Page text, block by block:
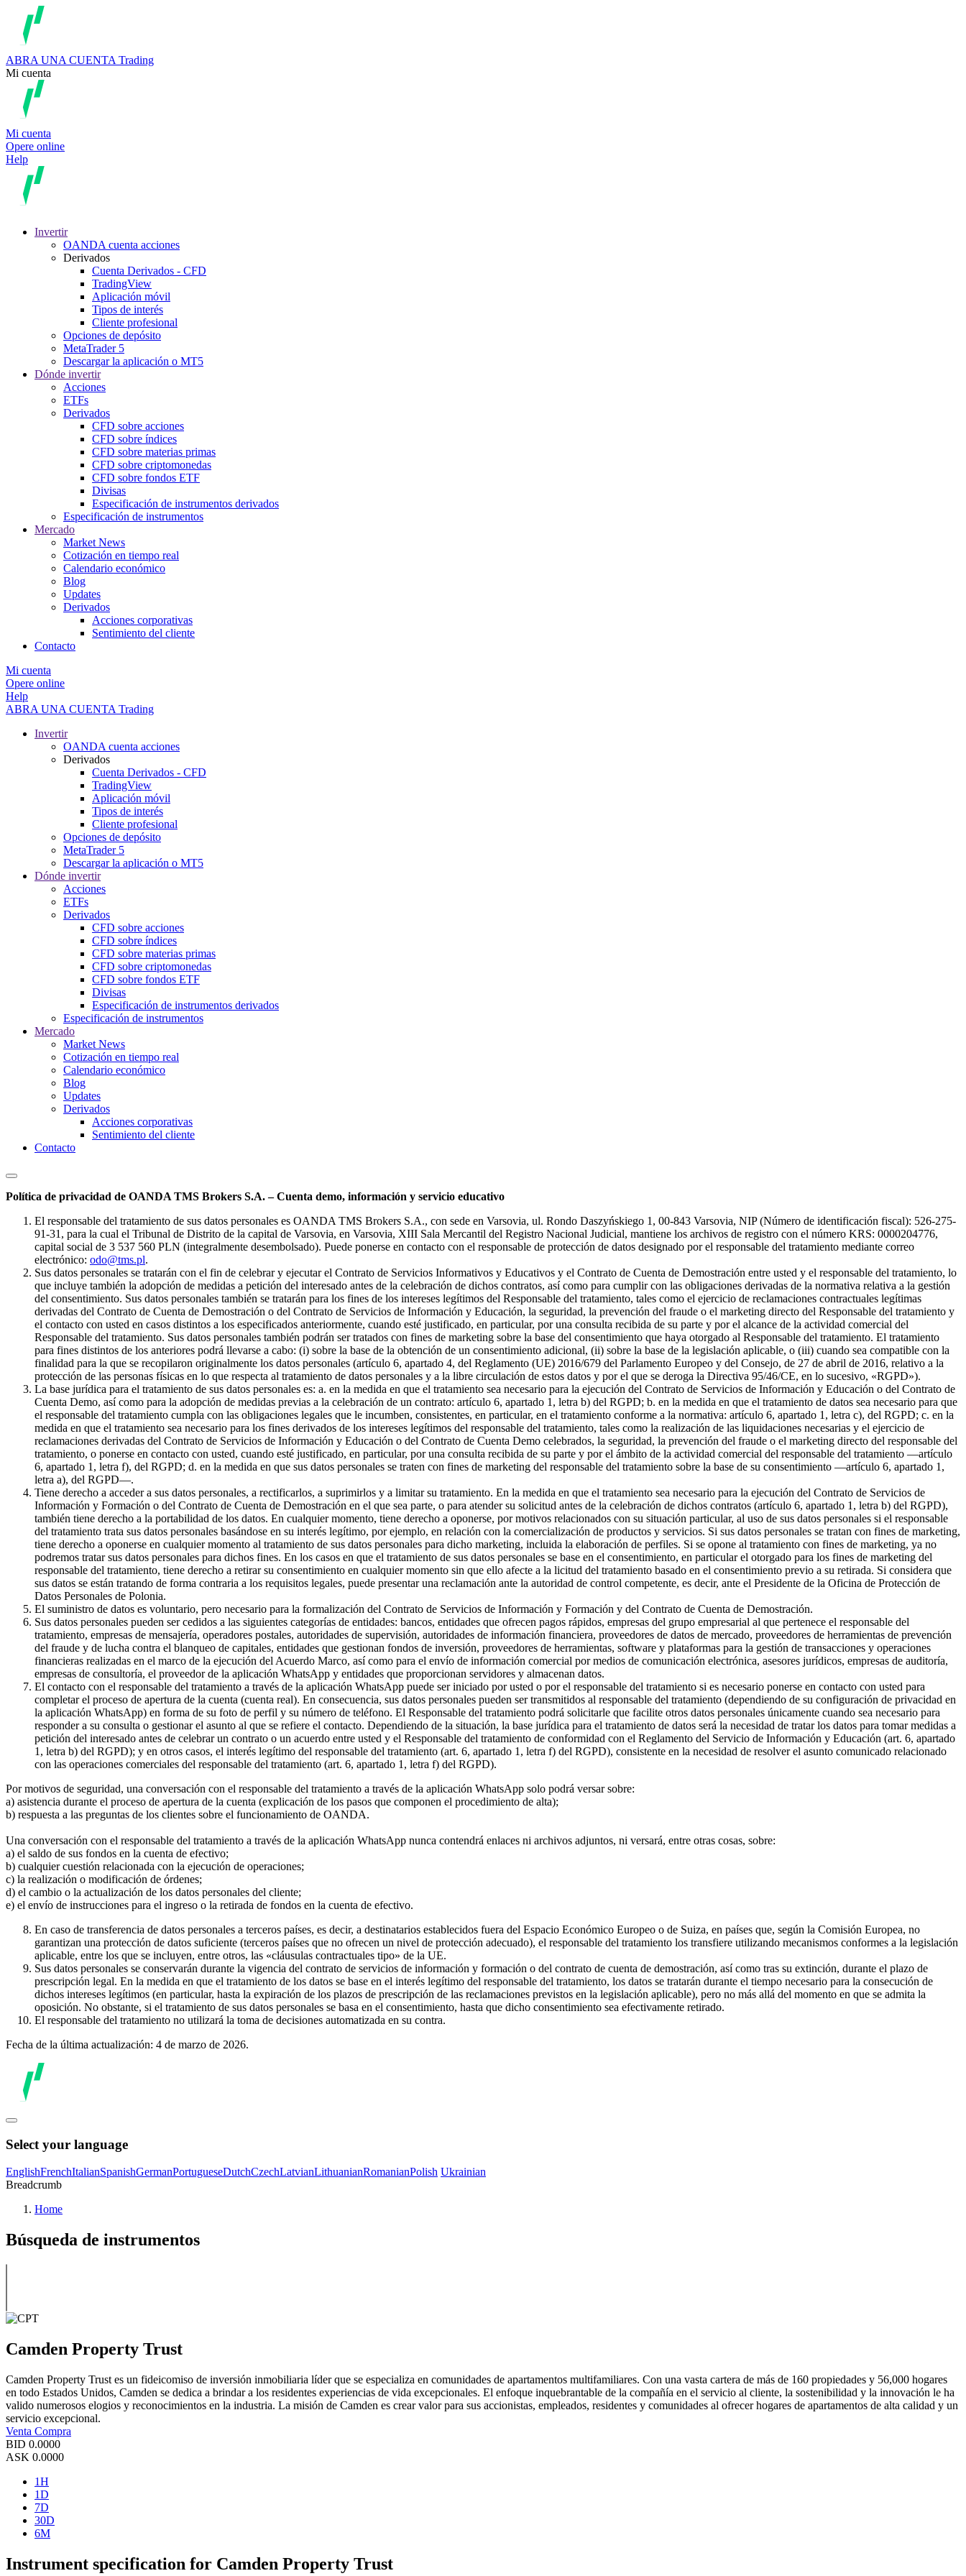
ABRA UNA CUENTA Trading
Mi cuenta
Mi cuenta
Opere online
Help
Invertir
OANDA cuenta acciones
Derivados
Cuenta Derivados - CFD
TradingView
Aplicación móvil
Tipos de interés
Cliente profesional
Opciones de depósito
MetaTrader 5
Descargar la aplicación o MT5
Dónde invertir
Acciones
ETFs
Derivados
CFD sobre acciones
CFD sobre índices
CFD sobre materias primas
CFD sobre criptomonedas
CFD sobre fondos ETF
Divisas
Especificación de instrumentos derivados
Especificación de instrumentos
Mercado
Market News
Cotización en tiempo real
Calendario económico
Blog
Updates
Derivados
Acciones corporativas
Sentimiento del cliente
Contacto
Mi cuenta
Opere online
Help
ABRA UNA CUENTA Trading
Invertir
OANDA cuenta acciones
Derivados
Cuenta Derivados - CFD
TradingView
Aplicación móvil
Tipos de interés
Cliente profesional
Opciones de depósito
MetaTrader 5
Descargar la aplicación o MT5
Dónde invertir
Acciones
ETFs
Derivados
CFD sobre acciones
CFD sobre índices
CFD sobre materias primas
CFD sobre criptomonedas
CFD sobre fondos ETF
Divisas
Especificación de instrumentos derivados
Especificación de instrumentos
Mercado
Market News
Cotización en tiempo real
Calendario económico
Blog
Updates
Derivados
Acciones corporativas
Sentimiento del cliente
Contacto
Política de privacidad de OANDA TMS Brokers S.A. – Cuenta demo, información y servicio educativo
El responsable del tratamiento de sus datos personales es OANDA TMS Brokers S.A., con sede en Varsovia, ul. Rondo Daszyńskiego 1, 00-843 Varsovia, NIP (Número de identificación fiscal): 526-275-
91-31, para la cual el Tribunal de Distrito de la capital de Varsovia, en Varsovia, XIII Sala Mercantil del Registro Nacional Judicial, mantiene los archivos de registro con el número KRS: 0000204776,
capital social de 3 537 560 PLN (integralmente desembolsado). Puede ponerse en contacto con el responsable de protección de datos designado por el responsable del tratamiento mediante correo
electrónico: odo@tms.pl.
Sus datos personales se tratarán con el fin de celebrar y ejecutar el Contrato de Servicios Informativos y Educativos y el Contrato de Cuenta de Demostración entre usted y el responsable del tratamiento, lo
que incluye también la adopción de medidas a petición del interesado antes de la celebración de dichos contratos, así como para cumplir con las obligaciones derivadas de la normativa relativa a la gestión
del consentimiento. Sus datos personales también se tratarán para los fines de los intereses legítimos del Responsable del tratamiento, tales como el ejercicio de reclamaciones contractuales legítimas
derivadas del Contrato de Cuenta de Demostración o del Contrato de Servicios de Información y Educación, la seguridad, la prevención del fraude o el marketing directo del Responsable del tratamiento y
el contacto con usted en casos distintos a los especificados anteriormente, cuando esté justificado, en particular, por una consulta recibida de su parte y por el alcance de la actividad comercial del
Responsable del tratamiento. Sus datos personales también podrán ser tratados con fines de marketing sobre la base del consentimiento que haya otorgado al Responsable del tratamiento. El tratamiento
para fines distintos de los anteriores podrá llevarse a cabo: (i) sobre la base de la obtención de un consentimiento adicional, (ii) sobre la base de la legislación aplicable, o (iii) cuando sea compatible con la
finalidad para la que se recopilaron originalmente los datos personales (artículo 6, apartado 4, del Reglamento (UE) 2016/679 del Parlamento Europeo y del Consejo, de 27 de abril de 2016, relativo a la
protección de las personas físicas en lo que respecta al tratamiento de datos personales y a la libre circulación de estos datos y por el que se deroga la Directiva 95/46/CE, en lo sucesivo, «RGPD»).
La base jurídica para el tratamiento de sus datos personales es: a. en la medida en que el tratamiento sea necesario para la ejecución del Contrato de Servicios de Información y Educación o del Contrato de
Cuenta Demo, así como para la adopción de medidas previas a la celebración de un contrato: artículo 6, apartado 1, letra b) del RGPD; b. en la medida en que el tratamiento de datos sea necesario para que
el responsable del tratamiento cumpla con las obligaciones legales que le incumben, consistentes, en particular, en el tratamiento conforme a la normativa: artículo 6, apartado 1, letra c), del RGPD; c. en la
medida en que el tratamiento sea necesario para los fines derivados de los intereses legítimos del responsable del tratamiento, tales como la realización de las liquidaciones necesarias y el ejercicio de
reclamaciones derivadas del Contrato de Servicios de Información y Educación o del Contrato de Cuenta Demo celebrados, la seguridad, la prevención del fraude o el marketing directo del responsable del
tratamiento, o ponerse en contacto con usted, cuando esté justificado, en particular, por una consulta recibida de su parte y por el ámbito de la actividad comercial del responsable del tratamiento —artículo
6, apartado 1, letra f), del RGPD; d. en la medida en que sus datos personales se traten con fines de marketing del responsable del tratamiento sobre la base de su consentimiento —artículo 6, apartado 1,
letra a), del RGPD—.
Tiene derecho a acceder a sus datos personales, a rectificarlos, a suprimirlos y a limitar su tratamiento. En la medida en que el tratamiento sea necesario para la ejecución del Contrato de Servicios de
Información y Formación o del Contrato de Cuenta de Demostración en el que sea parte, o para atender su solicitud antes de la celebración de dichos contratos (artículo 6, apartado 1, letra b) del RGPD),
también tiene derecho a la portabilidad de los datos. En cualquier momento, tiene derecho a oponerse, por motivos relacionados con su situación particular, al uso de sus datos personales si el responsable
del tratamiento trata sus datos personales basándose en su interés legítimo, por ejemplo, en relación con la comercialización de productos y servicios. Si sus datos personales se tratan con fines de marketing,
tiene derecho a oponerse en cualquier momento al tratamiento de sus datos personales para dicho marketing, incluida la elaboración de perfiles. Si se opone al tratamiento con fines de marketing, ya no
podremos tratar sus datos personales para dichos fines. En los casos en que el tratamiento de sus datos personales se base en el consentimiento, en particular el otorgado para los fines de marketing del
responsable del tratamiento, tiene derecho a retirar su consentimiento en cualquier momento sin que ello afecte a la licitud del tratamiento basado en el consentimiento previo a su retirada. Si considera que
sus datos se están tratando de forma contraria a los requisitos legales, puede presentar una reclamación ante la autoridad de control competente, es decir, ante el Presidente de la Oficina de Protección de
Datos Personales de Polonia.
El suministro de datos es voluntario, pero necesario para la formalización del Contrato de Servicios de Información y Formación y del Contrato de Cuenta de Demostración.
Sus datos personales pueden ser cedidos a las siguientes categorías de entidades: bancos, entidades que ofrecen pagos rápidos, empresas del grupo empresarial al que pertenece el responsable del
tratamiento, empresas de mensajería, operadores postales, autoridades de supervisión, autoridades de información financiera, proveedores de datos de mercado, proveedores de herramientas de prevención
del fraude y de lucha contra el blanqueo de capitales, entidades que gestionan fondos de inversión, proveedores de herramientas, software y plataformas para la gestión de transacciones y operaciones
financieras realizadas en el marco de la ejecución del Acuerdo Marco, así como para el envío de información comercial por medios de comunicación electrónica, asesores jurídicos, empresas de auditoría,
empresas de consultoría, el proveedor de la aplicación WhatsApp y entidades que proporcionan servidores y almacenan datos.
El contacto con el responsable del tratamiento a través de la aplicación WhatsApp puede ser iniciado por usted o por el responsable del tratamiento si es necesario ponerse en contacto con usted para
completar el proceso de apertura de la cuenta (cuenta real). En consecuencia, sus datos personales pueden ser transmitidos al responsable del tratamiento (dependiendo de su configuración de privacidad en
la aplicación WhatsApp) en forma de su foto de perfil y su número de teléfono. El Responsable del tratamiento podrá solicitarle que facilite otros datos personales únicamente cuando sea necesario para
responder a su consulta o gestionar el asunto al que se refiere el contacto. Dependiendo de la situación, la base jurídica para el tratamiento de datos será la necesidad de tratar los datos para tomar medidas a
petición del interesado antes de celebrar un contrato o un acuerdo entre usted y el Responsable del tratamiento de conformidad con el Reglamento del Servicio de Información y Educación (art. 6, apartado
1, letra b) del RGPD); y en otros casos, el interés legítimo del responsable del tratamiento (art. 6, apartado 1, letra f) del RGPD), consistente en la necesidad de resolver el asunto comunicado relacionado
con las operaciones comerciales del responsable del tratamiento (art. 6, apartado 1, letra f) del RGPD).
Por motivos de seguridad, una conversación con el responsable del tratamiento a través de la aplicación WhatsApp solo podrá versar sobre:
a) asistencia durante el proceso de apertura de la cuenta (explicación de los pasos que componen el procedimiento de alta);
b) respuesta a las preguntas de los clientes sobre el funcionamiento de OANDA.
Una conversación con el responsable del tratamiento a través de la aplicación WhatsApp nunca contendrá enlaces ni archivos adjuntos, ni versará, entre otras cosas, sobre:
a) el saldo de sus fondos en la cuenta de efectivo;
b) cualquier cuestión relacionada con la ejecución de operaciones;
c) la realización o modificación de órdenes;
d) el cambio o la actualización de los datos personales del cliente;
e) el envío de instrucciones para el ingreso o la retirada de fondos en la cuenta de efectivo.
En caso de transferencia de datos personales a terceros países, es decir, a destinatarios establecidos fuera del Espacio Económico Europeo o de Suiza, en países que, según la Comisión Europea, no
garantizan una protección de datos suficiente (terceros países que no ofrecen un nivel de protección adecuado), el responsable del tratamiento los transfiere utilizando mecanismos conformes a la legislación
aplicable, entre los que se incluyen, entre otros, las «cláusulas contractuales tipo» de la UE.
Sus datos personales se conservarán durante la vigencia del contrato de servicios de información y formación o del contrato de cuenta de demostración, así como tras su extinción, durante el plazo de
prescripción legal. En la medida en que el tratamiento de los datos se base en el interés legítimo del responsable del tratamiento, los datos se tratarán durante el tiempo necesario para la consecución de
dichos intereses legítimos (en particular, hasta la expiración de los plazos de prescripción de las reclamaciones previstos en la legislación aplicable), pero no más allá del momento en que se admita la
oposición. No obstante, si el tratamiento de sus datos personales se basa en el consentimiento, hasta que dicho consentimiento sea efectivamente retirado.
El responsable del tratamiento no utilizará la toma de decisiones automatizada en su contra.
Fecha de la última actualización: 4 de marzo de 2026.
Select your language
EnglishFrenchItalianSpanishGermanPortugueseDutchCzechLatvianLithuanianRomanianPolish Ukrainian
Breadcrumb
Home
Búsqueda de instrumentos
Camden Property Trust
Camden Property Trust es un fideicomiso de inversión inmobiliaria líder que se especializa en comunidades de apartamentos multifamiliares. Con una vasta cartera de más de 160 propiedades y 56,000 hogares
en todo Estados Unidos, Camden se dedica a brindar a los residentes experiencias de vida excepcionales. El enfoque inquebrantable de la compañía en el servicio al cliente, la sostenibilidad y la innovación le ha
valido numerosos elogios y reconocimientos en la industria. La misión de Camden es crear valor para sus accionistas, empleados, residentes y comunidades al ofrecer hogares de apartamentos de alta calidad y un
servicio excepcional.
Venta Compra
BID 0.0000
ASK 0.0000
1H
1D
7D
30D
6M
Instrument specification for Camden Property Trust